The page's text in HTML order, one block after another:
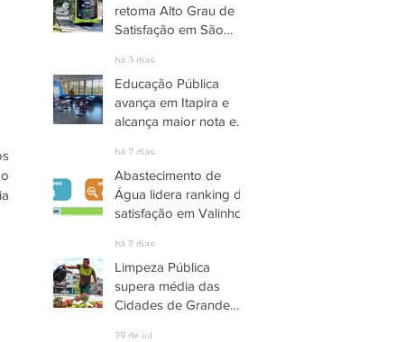
retoma Alto Grau de
Satisfação em São
há 3 dias
Educação Pública
avança em Itapira e
alcança maior nota em
há 7 dias
Abastecimento de
Água lidera ranking de
satisfação em Valinhos
há 7 dias
Limpeza Pública
supera média das
Cidades de Grande
29 de jul.